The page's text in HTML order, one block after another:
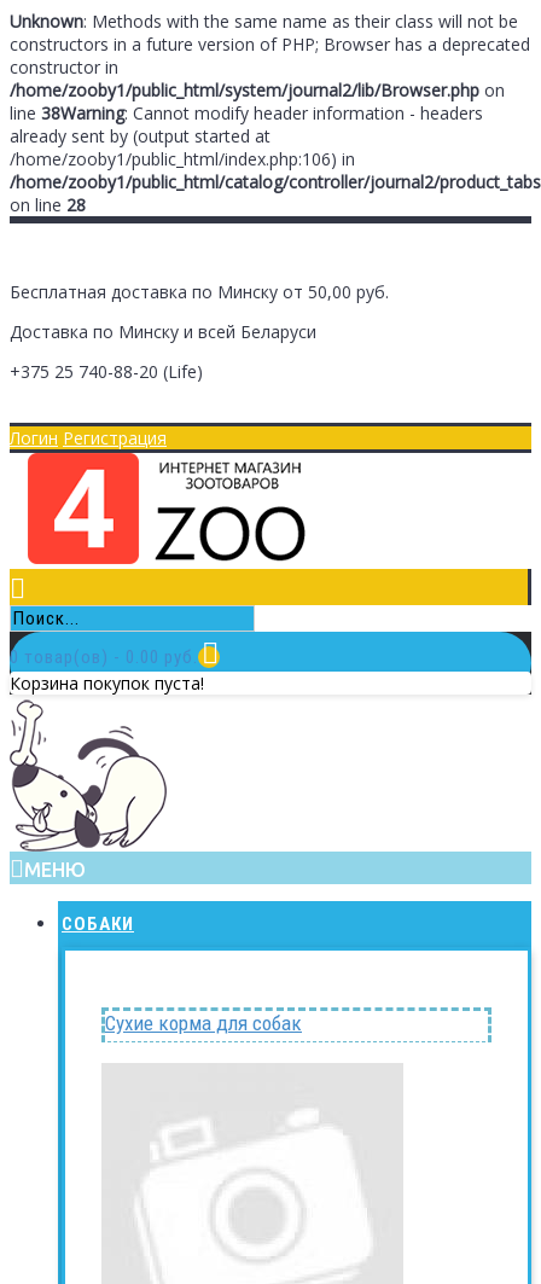
Unknown: Methods with the same name as their class will not be
constructors in a future version of PHP; Browser has a deprecated
constructor in
/home/zooby1/public_html/system/journal2/lib/Browser.php on
line 38Warning: Cannot modify header information - headers
already sent by (output started at
/home/zooby1/public_html/index.php:106) in
/home/zooby1/public_html/catalog/controller/journal2/
on line 28
Бесплатная доставка по Минску от 50,00 руб.
Доставка по Минску и всей Беларуси
+375 25 740-88-20 (Life)
Логин Регистрация
0 товар(ов) - 0.00 руб.
Корзина покупок пуста!
МЕНЮ
СОБАКИ
Сухие корма для собак